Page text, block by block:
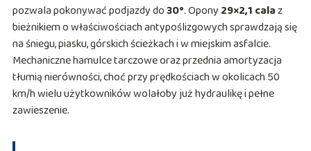
pozwala pokonywać podjazdy do30°. Opony 29×2,1 calaz
bieżnikiem o właściwościach antypoślizgowych sprawdzają się
na śniegu, piasku, górskich ścieżkach i w miejskim asfalcie.
Mechaniczne hamulce tarczowe oraz przednia amortyzacja
tłumią nierówności, choć przy prędkościach w okolicach 50
km/h wielu użytkowników wolałoby już hydraulikę i pełne
zawieszenie.